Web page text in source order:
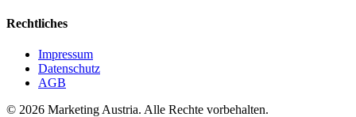
Rechtliches
Impressum
Datenschutz
AGB
© 2026 Marketing Austria. Alle Rechte vorbehalten.